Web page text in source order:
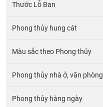
Thước Lỗ Ban
Phong thủy hung cát
Màu sắc theo Phong thủy
Phong thủy nhà ở, văn phòng
Phong thủy hàng ngày